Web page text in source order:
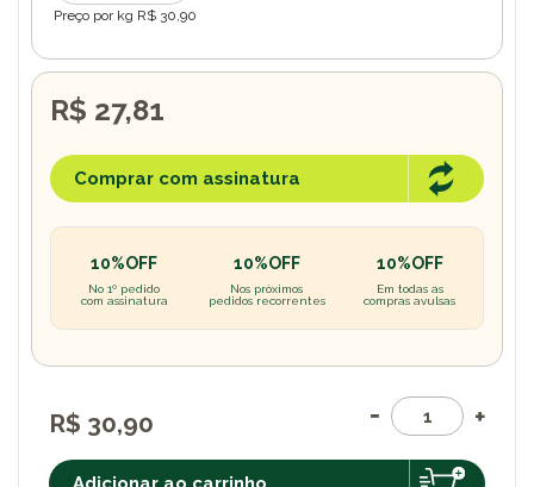
Preço por kg R$ 30,90
R$ 30,90
R$ 27,81
Comprar com assinatura
10%OFF
No 1º pedido
com assinatura
10%OFF
Nos próximos
pedidos recorrentes
10%OFF
Em todas as
compras avulsas